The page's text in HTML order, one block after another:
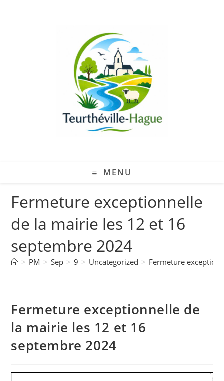
MENU
Fermeture exceptionnelle
de la mairie les 12 et 16
septembre 2024
> PM > Sep > 9 > Uncategorized > Fermeture
Fermeture exceptionnelle de
la mairie les 12 et 16
septembre 2024